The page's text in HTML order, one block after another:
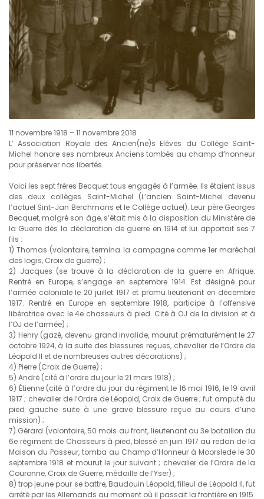
11 novembre 1918 – 11 novembre 2018
L’ Association Royale des Ancien(ne)s Elèves du Collège Saint-
Michel honore ses nombreux Anciens tombés au champ d’honneur
pour préserver nos libertés.
Voici les sept frères Becquet tous engagés à l’armée. Ils étaient issus
des deux collèges Saint-Michel (L’ancien Saint-Michel devenu
l’actuel Sint-Jan Berchmans et le Collège actuel). Leur père Georges
Becquet, malgré son âge, s’était mis à la disposition du Ministère de
la Guerre dès la déclaration de guerre en 1914 et lui apportait ses 7
fils :
1) Thomas (volontaire, termina la campagne comme 1er maréchal
des logis, Croix de guerre) ;
2) Jacques (se trouve à la déclaration de la guerre en Afrique.
Rentré en Europe, s’engage en septembre 1914. Est désigné pour
l’armée coloniale le 20 juillet 1917 et promu lieutenant en décembre
1917. Rentré en Europe en septembre 1918, participe à l’offensive
libératrice avec le 4e chasseurs à pied. Cité à OJ de la division et à
l’OJ de l’armée) ;
3) Henry (gazé, devenu grand invalide, mourut prématurément le 27
octobre 1924, à la suite des blessures reçues, chevalier de l’Ordre de
Léopold II et de nombreuses autres décorations) ;
4) Pierre (Croix de Guerre) ;
5) André (cité à l’ordre du jour le 21 mars 1918) ;
6) Étienne (cité à l’ordre du jour du régiment le 16 mai 1916, le 19 avril
1917 ; chevalier de l’Ordre de Léopold, Croix de Guerre ; fut amputé du
pied gauche suite à une grave blessure reçue au cours d’une
mission) ;
7) Gérard (volontaire, 50 mois au front, lieutenant au 3e bataillon du
6e régiment de Chasseurs à pied, blessé en juin 1917 au redan de la
Maison du Passeur, tomba au Champ d’Honneur à Moorslede le 30
septembre 1918 et mourut le jour suivant ; chevalier de l’Ordre de la
Couronne, Croix de Guerre, médaille de l’Yser) ;
8) trop jeune pour se battre, Baudouin Léopold, filleul de Léopold II, fut
arrêté par les Allemands au moment où il passait la frontière en 1915.